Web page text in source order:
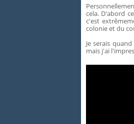
cela. D'abord
c'est
colonie et du
Je serais
mais j'ai